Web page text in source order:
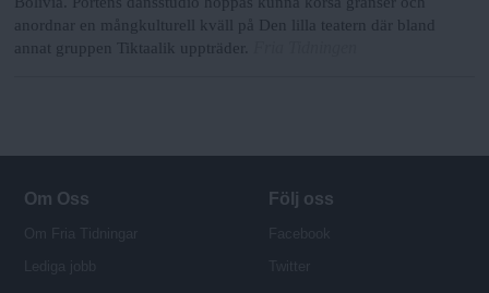
anordnar en mångkulturell kväll på Den lilla teatern där bland
annat gruppen Tiktaalik uppträder.
Om Oss Följ oss